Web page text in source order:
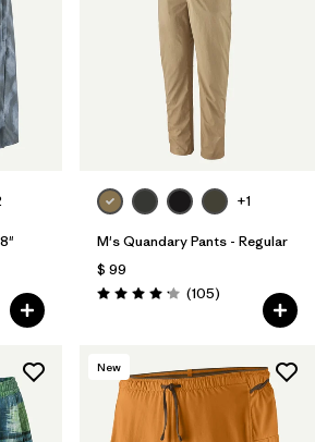
+1
M's Quandary Pants - Regular
$ 99
Valoración: 4.2 / 5
(105Comentarios
)
New